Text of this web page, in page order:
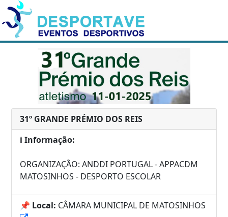
31º GRANDE PRÉMIO DOS REIS
ℹ️ Informação:
ORGANIZAÇÃO: ANDDI PORTUGAL - APPACDM
MATOSINHOS - DESPORTO ESCOLAR
📌 Local: CÂMARA MUNICIPAL DE MATOSINHOS